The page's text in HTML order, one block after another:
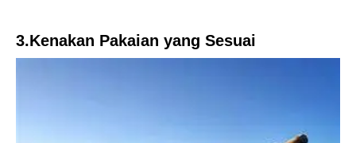
3.Kenakan Pakaian yang Sesuai